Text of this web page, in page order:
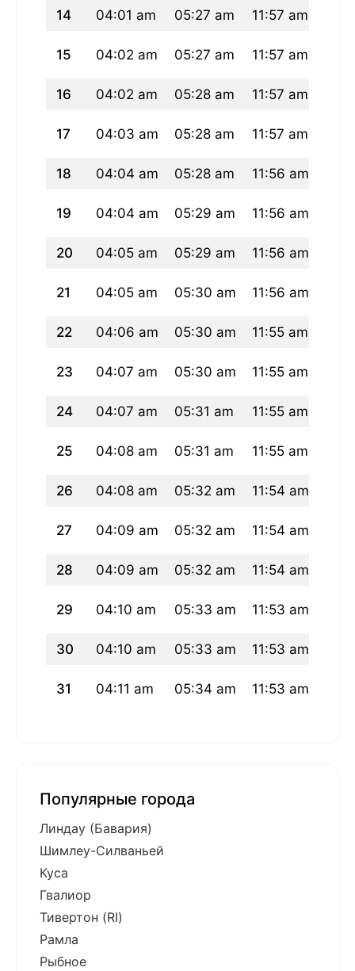
14 04:01 am 05:27 am 11:57 am
15 04:02 am 05:27 am 11:57 am
16 04:02 am 05:28 am 11:57 am
17 04:03 am 05:28 am 11:57 am
18 04:04 am 05:28 am 11:56 am
19 04:04 am 05:29 am 11:56 am
20 04:05 am 05:29 am 11:56 am
21 04:05 am 05:30 am 11:56 am
22 04:06 am 05:30 am 11:55 am
23 04:07 am 05:30 am 11:55 am
24 04:07 am 05:31 am 11:55 am
25 04:08 am 05:31 am 11:55 am
26 04:08 am 05:32 am 11:54 am
27 04:09 am 05:32 am 11:54 am
28 04:09 am 05:32 am 11:54 am
29 04:10 am 05:33 am 11:53 am
30 04:10 am 05:33 am 11:53 am
31 04:11 am 05:34 am 11:53 am
Популярные города
Линдау (Бавария)
Шимлеу-Силваньей
Куса
Гвалиор
Тивертон (RI)
Рамла
Рыбное